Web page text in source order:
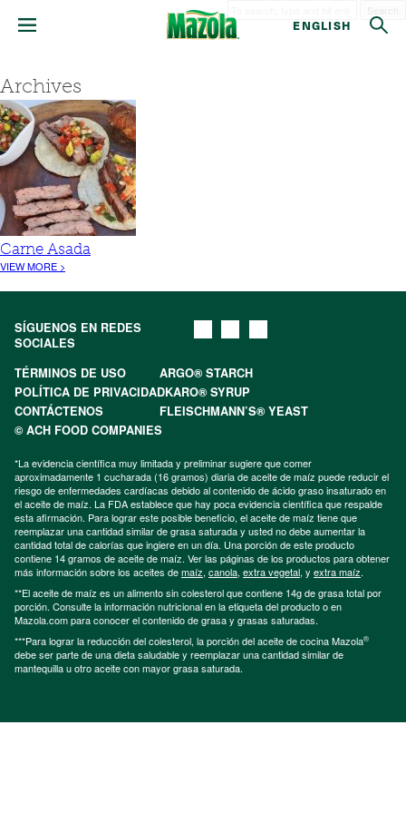
ENGLISH
Archives
Carne Asada
VIEW MORE >
SÍGUENOS EN REDES
SOCIALES
TÉRMINOS DE USO
ARGO® STARCH
POLÍTICA DE PRIVACIDADKARO® SYRUP
CONTÁCTENOS
FLEISCHMANN’S® YEAST
© ACH FOOD COMPANIES
*La evidencia científica muy limitada y preliminar sugiere que comer
aproximadamente 1 cucharada (16 gramos) diaria de aceite de maíz puede reducir el
riesgo de enfermedades cardíacas debido al contenido de ácido graso insaturado en
el aceite de maíz. La FDA establece que hay poca evidencia científica que respalde
esta afirmación. Para lograr este posible beneficio, el aceite de maíz tiene que
reemplazar una cantidad similar de grasa saturada y usted no debe aumentar la
cantidad total de calorías que ingiere en un día. Una porción de este producto
contiene 14 gramos de aceite de maíz. Ver las páginas de los productos para obtener
más información sobre los aceites demaíz, canola, extra vegetal, y extra maíz.
**El aceite de maíz es un alimento sin colesterol que contiene 14g de grasa total por
porción. Consulte la información nutricional en la etiqueta del producto o en
Mazola.com para conocer el contenido de grasa y grasas saturadas.
***Para lograr la reducción del colesterol, la porción del aceite de cocina Mazola®
debe ser parte de una dieta saludable y reemplazar una cantidad similar de
mantequilla u otro aceite con mayor grasa saturada.